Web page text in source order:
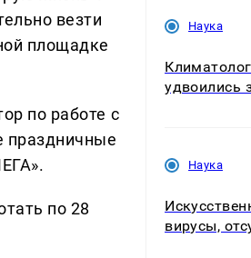
везти
площадке
по работе с
праздничные
по 28
Наука
удвоились
Наука
вирусы,